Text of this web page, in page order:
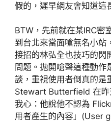
假的，遲早網友會知道這
BTW，先前就在某IRC密
到台北來當面嗆無名小站
接招的林弘全也技巧的閃
問題。拋開嗆聲這種動作
談，重視使用者倒真的是
Stewart Butterfield 在昨
我心：他說他不認為
用者產生的內容」(User